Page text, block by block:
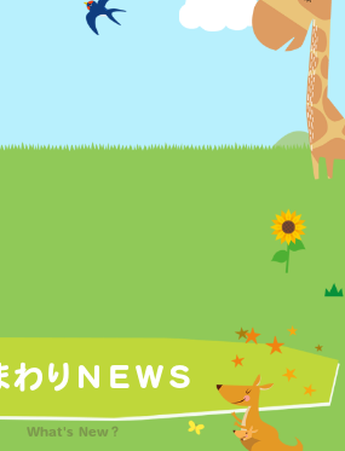
わりＮＥＷＳ
What's New？